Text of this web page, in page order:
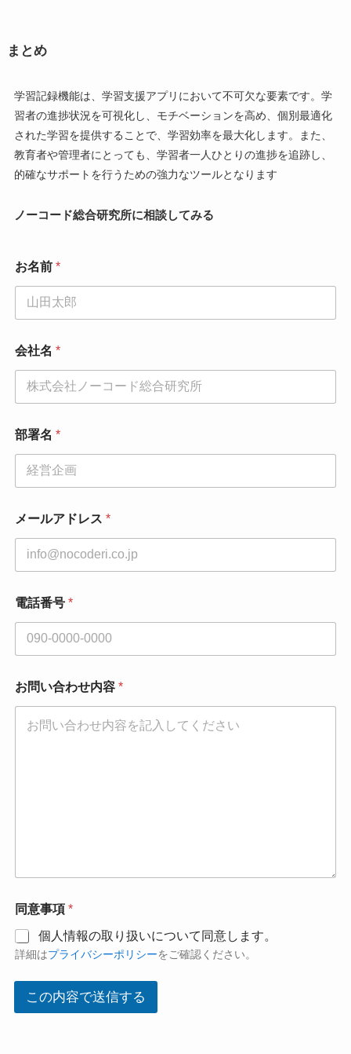
まとめ
学習記録機能は、学習支援アプリにおいて不可欠な要素です。学
習者の進捗状況を可視化し、モチベーションを高め、個別最適化
された学習を提供することで、学習効率を最大化します。また、
教育者や管理者にとっても、学習者一人ひとりの進捗を追跡し、
的確なサポートを行うための強力なツールとなります
ノーコード総合研究所に相談してみる
お名前 *
署
名
ア
ド
レ
*
会社名 *
部署名 *
メールアドレス *
電話番号 *
お問い合わせ内容 *
同意事項 *
個人情報の取り扱いについて同意します。
詳細はプライバシーポリシーをご確認ください。
この内容で送信する